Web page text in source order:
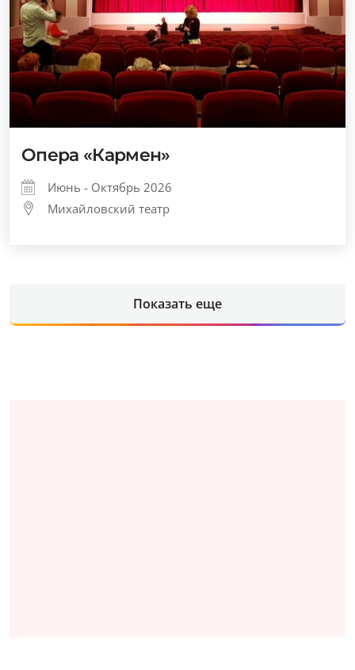
Опера «Кармен»
Июнь - Октябрь 2026
Михайловский театр
Показать еще